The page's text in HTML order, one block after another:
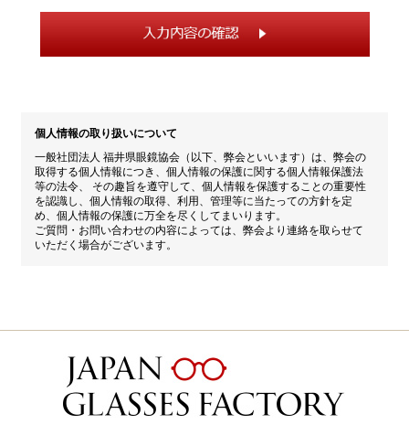
個人情報の取り扱いについて
一般社団法人 福井県眼鏡協会（以下、弊会といいます）は、弊会の
取得する個人情報につき、個人情報の保護に関する個人情報保護法
等の法令、 その趣旨を遵守して、個人情報を保護することの重要性
を認識し、個人情報の取得、利用、管理等に当たっての方針を定
め、個人情報の保護に万全を尽くしてまいります。
ご質問・お問い合わせの内容によっては、弊会より連絡を取らせて
いただく場合がございます。